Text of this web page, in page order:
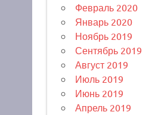
Февраль 2020
Январь 2020
Ноябрь 2019
Сентябрь 2019
Август 2019
Июль 2019
Июнь 2019
Апрель 2019